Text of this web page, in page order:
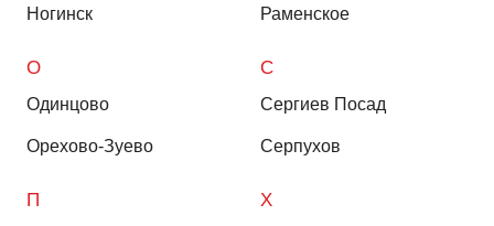
Ногинск
О
Одинцово
Орехово-Зуево
П
Раменское
С
Сергиев Посад
Серпухов
Х